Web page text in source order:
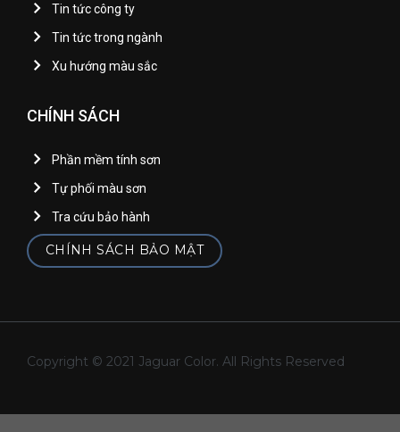
Tin tức công ty
Tin tức trong ngành
Xu hướng màu sắc
CHÍNH SÁCH
Phần mềm tính sơn
Tự phối màu sơn
Tra cứu bảo hành
CHÍNH SÁCH BẢO MẬT
Copyright © 2021 Jaguar Color. All Rights Reserved